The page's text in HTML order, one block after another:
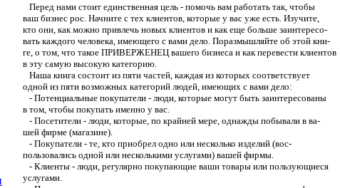
Перед нами стоит единственная цель - помочь вам работать так, чтобы
ваш бизнес рос. Начните с тех клиентов, которые у вас уже есть. Изучите,
кто они, как можно привлечь новых клиентов и как еще больше заинтересо-
вать каждого человека, имеющего с вами дело. Поразмышляйте об этой кни-
ге, о том, что такое ПРИВЕРЖЕНЕЦ вашего бизнеса и как перевести клиентов
в эту самую высокую категорию.
Наша книга состоит из пяти частей, каждая из которых соответствует
одной из пяти возможных категорий людей, имеющих с вами дело:
- Потенциальные покупатели - люди, которые могут быть заинтересованы
в том, чтобы покупать именно у вас.
- Посетители - люди, которые, по крайней мере, однажды побывали в ва-
шей фирме (магазине).
- Покупатели - те, кто приобрел одно или несколько изделий (вос-
пользовались одной или несколькими услугами) вашей фирмы.
- Клиенты - люди, регулярно покупающие ваши товары или пользующиеся
услугами.